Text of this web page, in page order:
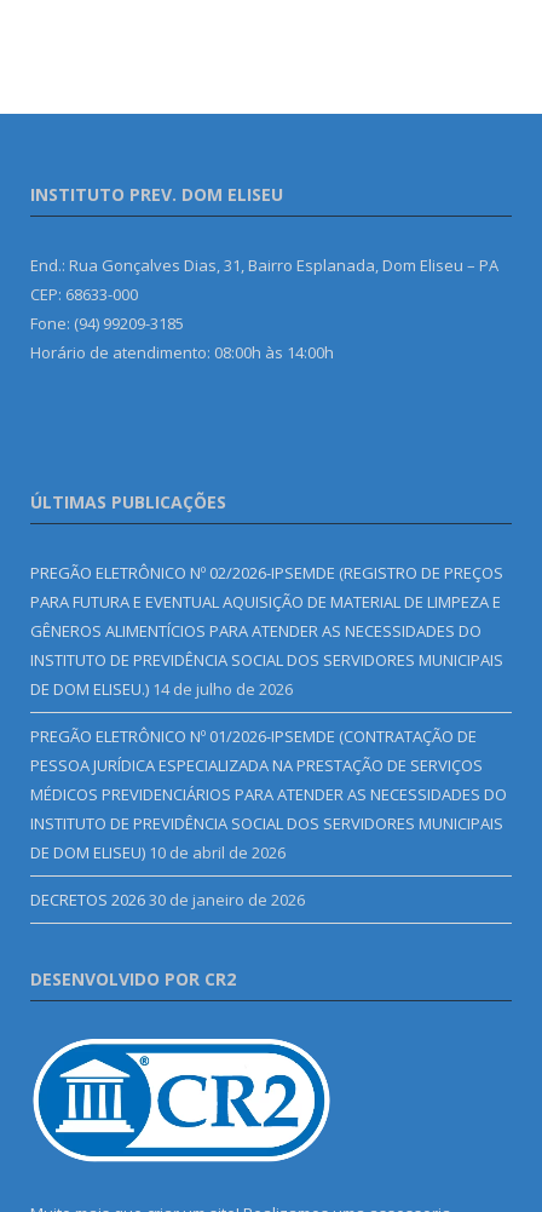
INSTITUTO PREV. DOM ELISEU
End.: Rua Gonçalves Dias, 31, Bairro Esplanada, Dom Eliseu – PA
CEP: 68633-000
Fone: (94) 99209-3185
Horário de atendimento: 08:00h às 14:00h
ÚLTIMAS PUBLICAÇÕES
PREGÃO ELETRÔNICO Nº 02/2026-IPSEMDE (REGISTRO DE PREÇOS
PARA FUTURA E EVENTUAL AQUISIÇÃO DE MATERIAL DE LIMPEZA E
GÊNEROS ALIMENTÍCIOS PARA ATENDER AS NECESSIDADES DO
INSTITUTO DE PREVIDÊNCIA SOCIAL DOS SERVIDORES MUNICIPAIS
DE DOM ELISEU.) 14 de julho de 2026
PREGÃO ELETRÔNICO Nº 01/2026-IPSEMDE (CONTRATAÇÃO DE
PESSOA JURÍDICA ESPECIALIZADA NA PRESTAÇÃO DE SERVIÇOS
MÉDICOS PREVIDENCIÁRIOS PARA ATENDER AS NECESSIDADES DO
INSTITUTO DE PREVIDÊNCIA SOCIAL DOS SERVIDORES MUNICIPAIS
DE DOM ELISEU) 10 de abril de 2026
DECRETOS 202630 de janeiro de 2026
DESENVOLVIDO POR CR2